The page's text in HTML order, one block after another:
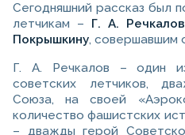
Сегодняшний рассказ был
летчикам – Г. А.
Покрышкину, совершавшим
Г. А. Речкалов – один
советских летчиков,
Союза, на своей
количество фашистских
– дважды герой